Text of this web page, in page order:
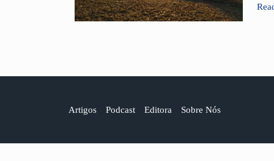
Artigos Podcast Editora Sobre Nós